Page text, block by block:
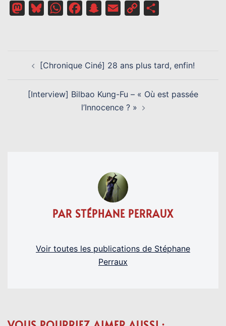
MastodonBlueskyWhatsAppFacebookSnapchat
Email
Copy
D’ARTICLE[Chronique Ciné] 28 ans plus tard, enfin!
[Interview] Bilbao Kung-Fu – « Où est passée
l’Innocence ? »
PAR STÉPHANE PERRAUX
Voir toutes les publications de Stéphane
Perraux